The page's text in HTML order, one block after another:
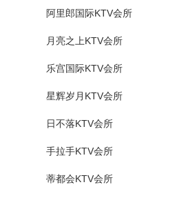
阿里郎国际KTV会所
月亮之上KTV会所
乐宫国际KTV会所
星辉岁月KTV会所
日不落KTV会所
手拉手KTV会所
蒂都会KTV会所